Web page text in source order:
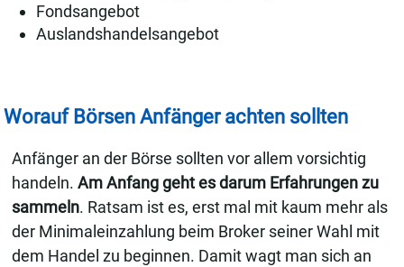
Fondsangebot
Auslandshandelsangebot
Worauf Börsen Anfänger achten sollten
Anfänger an der Börse sollten vor allem vorsichtig
handeln.Am Anfang geht es darum Erfahrungen zu
sammeln. Ratsam ist es, erst mal mit kaum mehr als
der Minimaleinzahlung beim Broker seiner Wahl mit
dem Handel zu beginnen. Damit wagt man sich an